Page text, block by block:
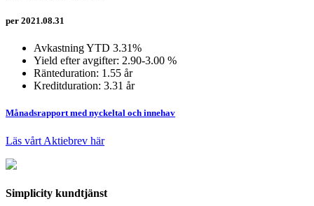
per 2021.08.31
Avkastning YTD 3.31%
Yield efter avgifter: 2.90-3.00 %
Ränteduration: 1.55 år
Kreditduration: 3.31 år
Månadsrapport med nyckeltal och innehav
Läs vårt Aktiebrev här
Simplicity kundtjänst